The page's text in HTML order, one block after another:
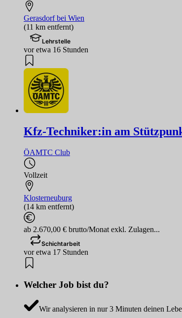
Gerasdorf bei Wien
(11 km entfernt)
Lehrstelle
vor etwa 16 Stunden
Kfz-Techniker:in am
ÖAMTC Club
Vollzeit
Klosterneuburg
(14 km entfernt)
ab 2.670,00 € brutto/Monat exkl. Zulagen...
Schichtarbeit
vor etwa 17 Stunden
Welcher Job bist du?
Wir analysieren in nur 3 Minuten deinen